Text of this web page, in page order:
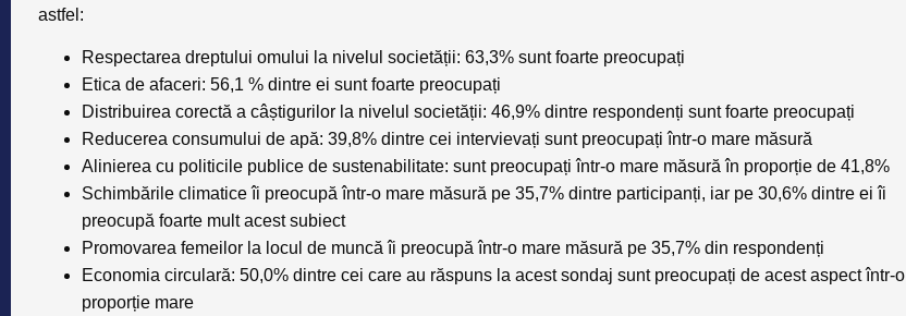
astfel:
Respectarea dreptului omului la nivelul societății: 63,3% sunt foarte preocupați
Etica de afaceri: 56,1 % dintre ei sunt foarte preocupați
Distribuirea corectă a câștigurilor la nivelul societății: 46,9% dintre respondenți sunt foarte preocupați
Reducerea consumului de apă: 39,8% dintre cei intervievați sunt preocupați într-o mare măsură
Alinierea cu politicile publice de sustenabilitate: sunt preocupați într-o mare măsură în proporție de 41,8%
Schimbările climatice îi preocupă într-o mare măsură pe 35,7% dintre participanți, iar pe 30,6% dintre ei îi
preocupă foarte mult acest subiect
Promovarea femeilor la locul de muncă îi preocupă într-o mare măsură pe 35,7% din respondenți
Economia circulară: 50,0% dintre cei care au răspuns la acest sondaj sunt preocupați de acest aspect într-o
proporție mare